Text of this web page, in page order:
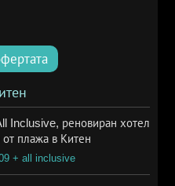
Inclusive, реновиран хотел
плажа в Китен
+ all inclusive